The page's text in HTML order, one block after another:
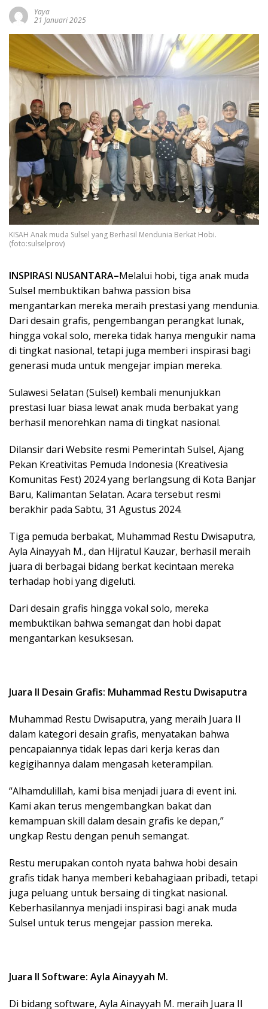
Yaya
21 Januari 2025
KISAH Anak muda Sulsel yang Berhasil Mendunia Berkat Hobi.
(foto:sulselprov)
INSPIRASI NUSANTARA–Melalui hobi, tiga anak muda
Sulsel membuktikan bahwa passion bisa
mengantarkan mereka meraih prestasi yang mendunia.
Dari desain grafis, pengembangan perangkat lunak,
hingga vokal solo, mereka tidak hanya mengukir nama
di tingkat nasional, tetapi juga memberi inspirasi bagi
generasi muda untuk mengejar impian mereka.
Sulawesi Selatan (Sulsel) kembali menunjukkan
prestasi luar biasa lewat anak muda berbakat yang
berhasil menorehkan nama di tingkat nasional.
Dilansir dari Website resmi Pemerintah Sulsel, Ajang
Pekan Kreativitas Pemuda Indonesia (Kreativesia
Komunitas Fest) 2024 yang berlangsung di Kota Banjar
Baru, Kalimantan Selatan. Acara tersebut resmi
berakhir pada Sabtu, 31 Agustus 2024.
Tiga pemuda berbakat, Muhammad Restu Dwisaputra,
Ayla Ainayyah M., dan Hijratul Kauzar, berhasil meraih
juara di berbagai bidang berkat kecintaan mereka
terhadap hobi yang digeluti.
Dari desain grafis hingga vokal solo, mereka
membuktikan bahwa semangat dan hobi dapat
mengantarkan kesuksesan.
Juara II Desain Grafis: Muhammad Restu Dwisaputra
Muhammad Restu Dwisaputra, yang meraih Juara II
dalam kategori desain grafis, menyatakan bahwa
pencapaiannya tidak lepas dari kerja keras dan
kegigihannya dalam mengasah keterampilan.
“Alhamdulillah, kami bisa menjadi juara di event ini.
Kami akan terus mengembangkan bakat dan
kemampuan skill dalam desain grafis ke depan,”
ungkap Restu dengan penuh semangat.
Restu merupakan contoh nyata bahwa hobi desain
grafis tidak hanya memberi kebahagiaan pribadi, tetapi
juga peluang untuk bersaing di tingkat nasional.
Keberhasilannya menjadi inspirasi bagi anak muda
Sulsel untuk terus mengejar passion mereka.
Juara II Software: Ayla Ainayyah M.
Di bidang software, Ayla Ainayyah M. meraih Juara II